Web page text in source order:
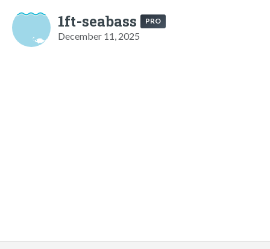
1ft-seabass PRO
December 11, 2025